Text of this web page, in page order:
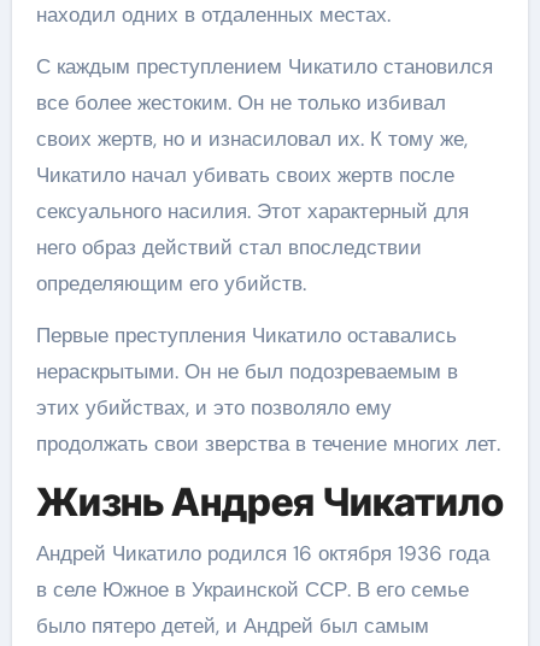
находил одних в отдаленных местах.
С каждым преступлением Чикатило становился
все более жестоким. Он не только избивал
своих жертв, но и изнасиловал их. К тому же,
Чикатило начал убивать своих жертв после
сексуального насилия. Этот характерный для
него образ действий стал впоследствии
определяющим его убийств.
Первые преступления Чикатило оставались
нераскрытыми. Он не был подозреваемым в
этих убийствах, и это позволяло ему
продолжать свои зверства в течение многих лет.
Жизнь Андрея Чикатило
Андрей Чикатило родился 16 октября 1936 года
в селе Южное в Украинской ССР. В его семье
было пятеро детей, и Андрей был самым